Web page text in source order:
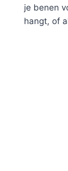
je benen
hangt, of